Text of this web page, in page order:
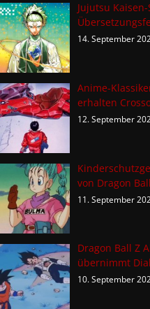
Jujutsu
14. September
Anime-
erhalten
12. September
von Dragon
11. September
Dragon Ball Z
übernimmt
10. September